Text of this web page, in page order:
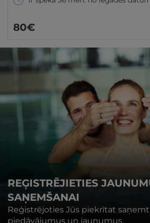
80€
REĢISTRĒJIETIES
SAŅEMŠANAI
Reģistrējoties Jūs piekrītat
piedāvājumus un jaunumus.